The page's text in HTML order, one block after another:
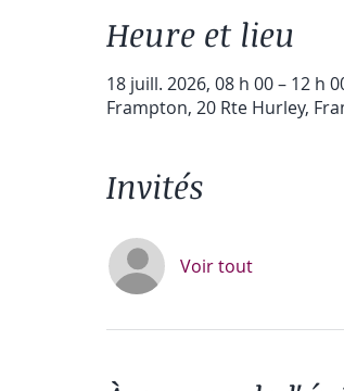
Heure et lieu
18 juill. 2026, 08 h 00 – 12 h
Frampton, 20 Rte Hurley,
Invités
Voir tout